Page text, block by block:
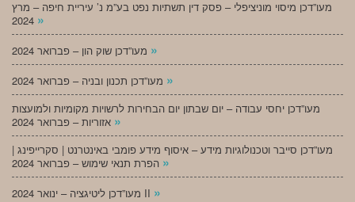
מעו”דכן מיסוי מוניציפלי – פסק דין תשתיות נפט בע”מ נ’ עיריית חיפה – מרץ
»
»
»
מעו”דכן יחסי עבודה – יום שבתון יום הבחירות לרשויות מקומיות ולמועצות
»
מעו”דכן סייבר וטכנולוגיות מידע – איסוף מידע פומבי באינטרנט | סקרייפינג |
»
מעו”דכן ליטיגציה – ינואר 2024 II »